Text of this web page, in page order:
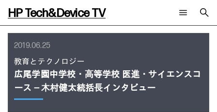
HP Tech&Device TV
全てのコンテンツ
チャンネル
AIの進化と活用事例
製品トレンド & レビュー
タグ
事例
ご相談
HP Tech&Device TV 内のコンテンツを検索します。
2019.06.25
教育とテクノロジー
広尾学園中学校・⾼等学校 医進・サイエンスコ
ース ― ⽊村健太統括⻑インタビュー